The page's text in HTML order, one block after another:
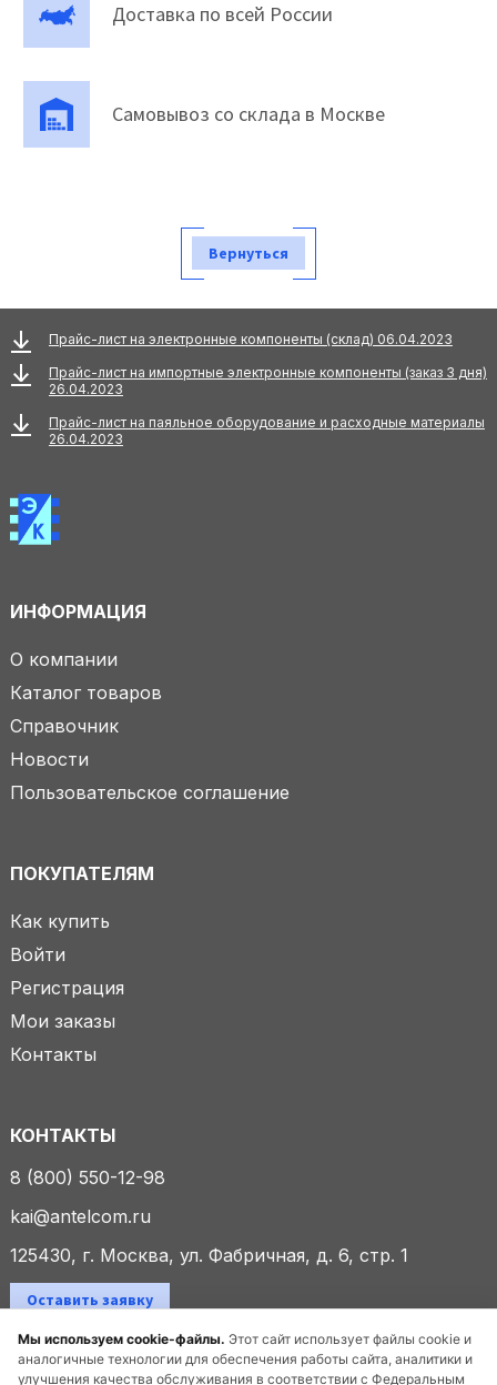
Мы используем cookie-файлы. Этот сайт использует файлы cookie и
аналогичные технологии для обеспечения работы сайта, аналитики и
улучшения качества обслуживания в соответствии с Федеральным
Доставка по всей России
Самовывоз со склада в Москве
Вернуться
Прайс-лист на электронные компоненты (склад) 06.04.2023
Прайс-лист на импортные электронные компоненты (заказ 3 дня)
26.04.2023
Прайс-лист на паяльное оборудование и расходные материалы
26.04.2023
ИНФОРМАЦИЯ
О компании
Каталог товаров
Справочник
Новости
Пользовательское соглашение
ПОКУПАТЕЛЯМ
Как купить
Войти
Регистрация
Мои заказы
Контакты
КОНТАКТЫ
8 (800) 550-12-98
kai@antelcom.ru
125430, г. Москва, ул. Фабричная, д. 6, стр. 1
Оставить заявку